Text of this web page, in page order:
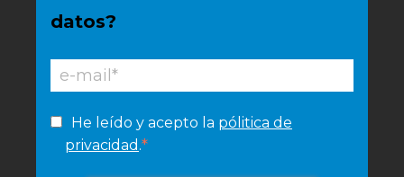
datos?
He leído y acepto la pólitica de
privacidad .*